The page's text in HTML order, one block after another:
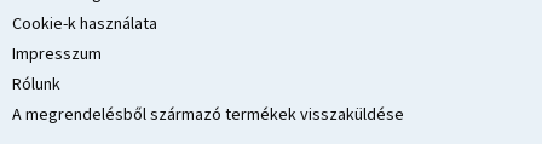
Cookie-k használata
Impresszum
Rólunk
A megrendelésből származó termékek visszaküldése